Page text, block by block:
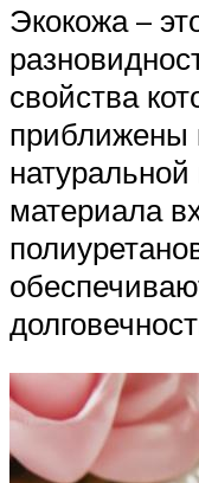
Экокожа –
свойства
приближены
натуральной
материала